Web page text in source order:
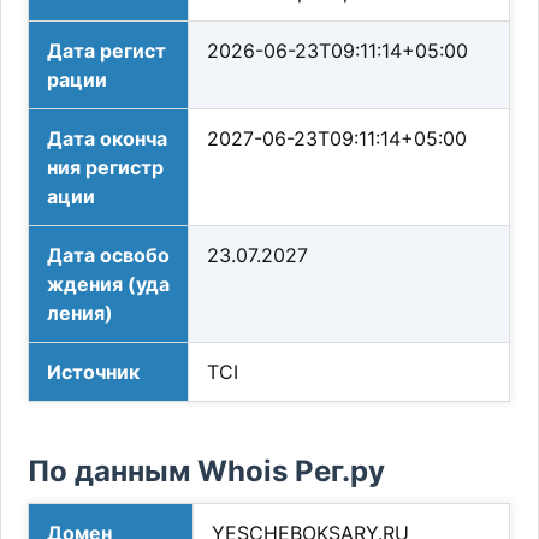
Дата регист
рации
2026-06-23T09:11:14+05:00
Дата оконча
ния регистр
ации
2027-06-23T09:11:14+05:00
Дата освобо
ждения (уда
ления)
23.07.2027
Источник TCI
По данным Whois Рег.ру
Домен YESCHEBOKSARY.RU